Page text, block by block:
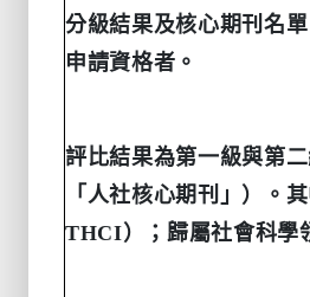
分級結果及核心期刊名
申請資格者。
評比結果為第一級與第
「人社核心期刊」）。
THCI）；歸屬社會科學